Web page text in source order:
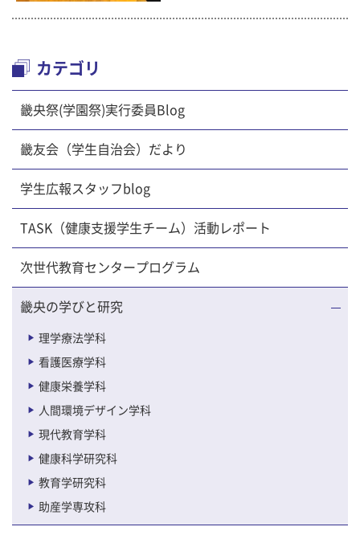
カテゴリ
畿央祭(学園祭)実行委員Blog
畿友会（学生自治会）だより
学生広報スタッフblog
TASK（健康支援学生チーム）活動レポート
次世代教育センタープログラム
畿央の学びと研究
理学療法学科
看護医療学科
健康栄養学科
人間環境デザイン学科
現代教育学科
健康科学研究科
教育学研究科
助産学専攻科